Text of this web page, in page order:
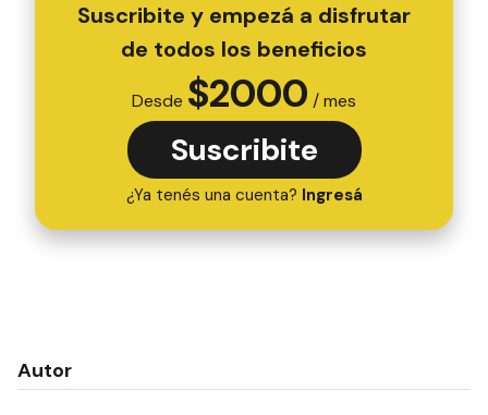
Suscribite y empezá a disfrutar
de todos los beneficios
Desde $2000 / mes
Suscribite
¿Ya tenés una cuenta? Ingresá
Autor